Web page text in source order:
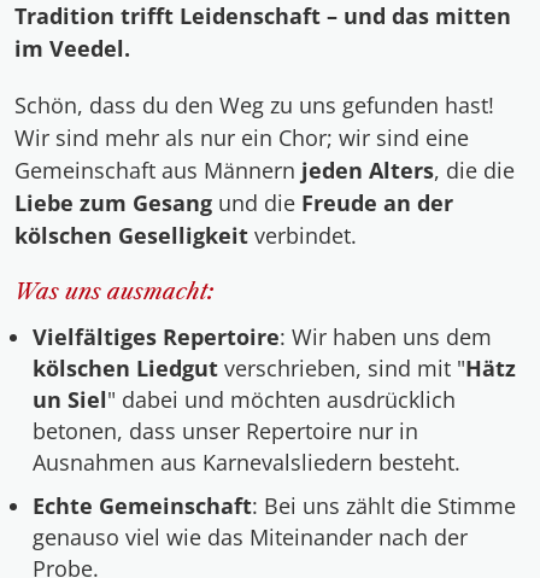
Tradition trifft Leidenschaft – und das mitten
im Veedel.
Schön, dass du den Weg zu uns gefunden hast!
Wir sind mehr als nur ein Chor; wir sind eine
Gemeinschaft aus Männern jeden Alters, die die
Liebe zum Gesang und die Freude an der
kölschen Geselligkeit verbindet.
Was uns ausmacht:
Vielfältiges Repertoire: Wir haben uns dem
kölschen Liedgut verschrieben, sind mit "Hätz
un Siel" dabei und möchten ausdrücklich
betonen, dass unser Repertoire nur in
Ausnahmen aus Karnevalsliedern besteht.
Echte Gemeinschaft: Bei uns zählt die Stimme
genauso viel wie das Miteinander nach der
Probe.